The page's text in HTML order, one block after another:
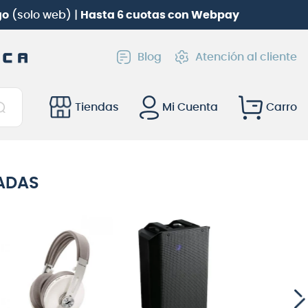
Roland TD-02KV gratis!
Blog Atención al cliente
Tiendas
Mi Cuenta